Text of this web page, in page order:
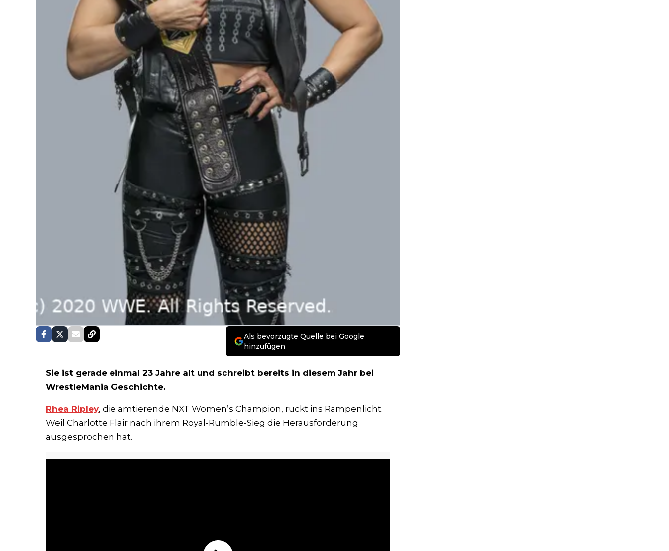
Als bevorzugte Quelle bei Google
hinzufügen
Sie ist gerade einmal 23 Jahre alt und schreibt bereits in diesem Jahr bei
WrestleMania Geschichte.
Rhea Ripley, die amtierende NXT Women’s Champion, rückt ins Rampenlicht.
Weil Charlotte Flair nach ihrem Royal-Rumble-Sieg die Herausforderung
ausgesprochen hat.